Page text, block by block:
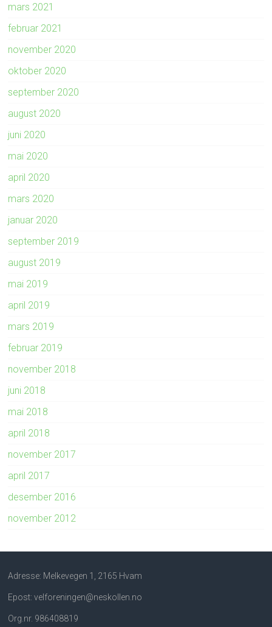
mars 2021
februar 2021
november 2020
oktober 2020
september 2020
august 2020
juni 2020
mai 2020
april 2020
mars 2020
januar 2020
september 2019
august 2019
mai 2019
april 2019
mars 2019
februar 2019
november 2018
juni 2018
mai 2018
april 2018
november 2017
april 2017
desember 2016
november 2012
Adresse: Melkevegen 1, 2165 Hvam
Epost: velforeningen@neskollen.no
Org.nr. 986408819